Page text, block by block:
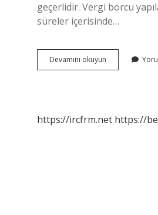
geçerlidir. Vergi borcu
süreler içerisinde…
Devamını okuyun
Borcu
Mu
https://ircfrm.net https://